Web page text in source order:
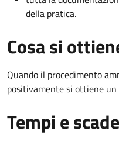
della pratica.
Cosa si
Quando il procedimento
positivamente si ottiene un
Tempi e